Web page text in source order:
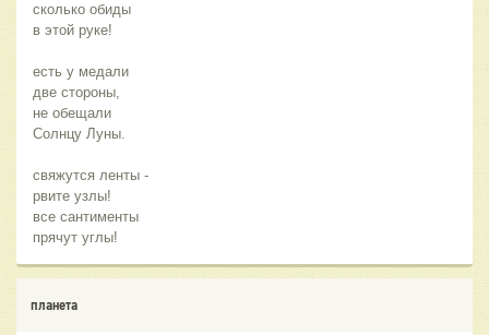
сколько обиды
в этой руке!
есть у медали
две стороны,
не обещали
Солнцу Луны.
свяжутся ленты -
рвите узлы!
все сантименты
прячут углы!
планета